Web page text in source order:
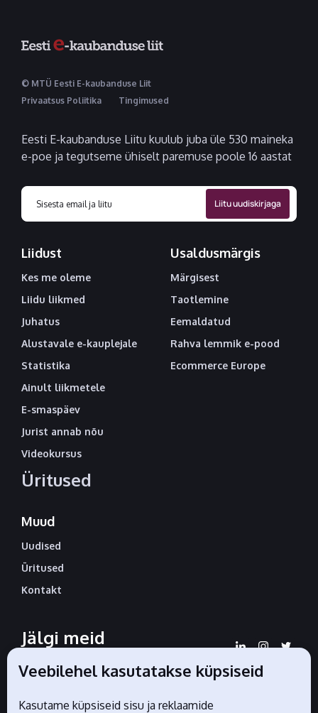
© MTÜ Eesti E-kaubanduse Liit
Privaatsus Poliitika
Tingimused
Eesti E-kaubanduse Liitu kuulub juba üle 530 maineka
e-poe ja tegutseme ühiselt paremuse poole 16 aastat
Liidust
Kes me oleme
Liidu liikmed
Juhatus
Alustavale e-kauplejale
Statistika
Ainult liikmetele
E-smaspäev
Jurist annab nõu
Videokursus
Üritused
Usaldusmärgis
Märgisest
Taotlemine
Eemaldatud
Rahva lemmik e-pood
Ecommerce Europe
Muud
Uudised
Üritused
Kontakt
Jälgi meid
sotsiaalmeedias
Veebilehel kasutatakse küpsiseid
Kasutame küpsiseid sisu ja reklaamide